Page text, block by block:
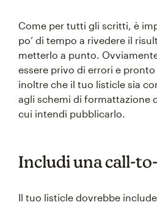
Come per tutti gli scritti, è
po’ di tempo a rivedere il
metterlo a punto.
essere privo di errori e pronto
inoltre che il tuo listicle sia
agli schemi di formattazione
cui intendi pubblicarlo.
Includi una call-
Il tuo listicle dovrebbe